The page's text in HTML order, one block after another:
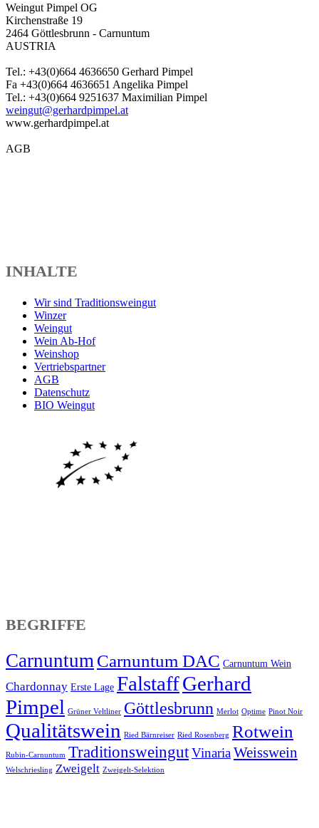
Weingut Pimpel OG
Kirchenstraße 19
2464 Göttlesbrunn - Carnuntum
AUSTRIA
Tel.: +43(0)664 4636650 Gerhard Pimpel
Fa +43(0)664 4636651 Angelika Pimpel
Tel.: +43(0)664 9251637 Maximilian Pimpel
weingut@gerhardpimpel.at
www.gerhardpimpel.at
AGB
INHALTE
Wir sind Traditionsweingut
Winzer
Weingut
Wein Ab-Hof
Weinshop
Vertriebspartner
AGB
Datenschutz
BIO Weingut
BEGRIFFE
CarnuntumCarnuntum DAC Carnuntum Wein
Chardonnay Erste Lage FalstaffGerhard
Pimpel Grüner Veltliner Göttlesbrunn Merlot Optime Pinot Noir
Qualitätswein Ried Bärnreiser Ried Rosenberg Rotwein
Rubin-Carnuntum TraditionsweingutVinariaWeisswein
Welschriesling Zweigelt Zweigelt-Selektion